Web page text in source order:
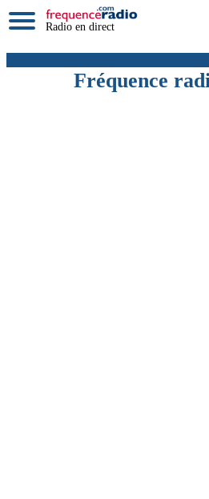
Radio en direct
Fréquence